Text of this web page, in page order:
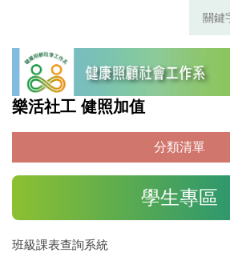
主
容
區
樂活社工 健照加值
分類清單
分類清單
最新消息
學生專區
班級課表查詢系統